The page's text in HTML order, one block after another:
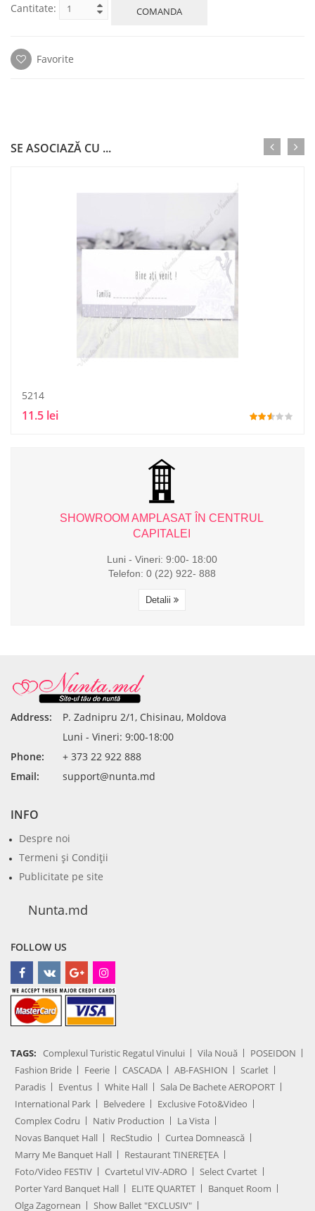
Cantitate: COMANDA
Favorite
SE ASOCIAZĂ CU ...
5214
11.5 lei
SHOWROOM AMPLASAT ÎN CENTRUL
CAPITALEI
Luni - Vineri: 9:00- 18:00
Telefon: 0 (22) 922- 888
Detalii
Address:
P. Zadnipru 2/1, Chisinau, Moldova
Luni - Vineri: 9:00-18:00
Phone:
+ 373 22 922 888
Email:
support@nunta.md
INFO
Despre noi
Termeni şi Condiţii
Publicitate pe site
Nunta.md
FOLLOW US
TAGS: Complexul Turistic Regatul Vinului Vila Nouă
POSEIDON
Fashion Bride
Feerie CASCADA AB-FASHION
Scarlet
Paradis
Eventus White Hall
Sala De Bachete AEROPORT
International Park
Belvedere
Exclusive Foto&Video
Complex Codru
Nativ Production
La Vista
Novas Banquet Hall
RecStudio
Curtea Domnească
Marry Me Banquet Hall
Restaurant TINEREȚEA
Foto/Video FESTIV
Cvartetul VIV-ADRO
Select Cvartet
Porter Yard Banquet Hall
ELITE QUARTET
Banquet Room
Olga Zagornean
Show Ballet "EXCLUSIV"